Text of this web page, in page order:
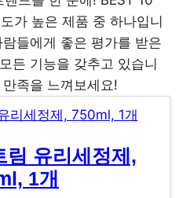
가 높은 제품 중 하나입니
들에게 좋은 평가를 받은
든 기능을 갖추고 있습니
족을 느껴보세요!
림 유리세정제,
1개